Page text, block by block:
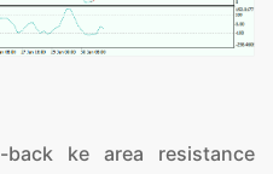
back ke area resistance